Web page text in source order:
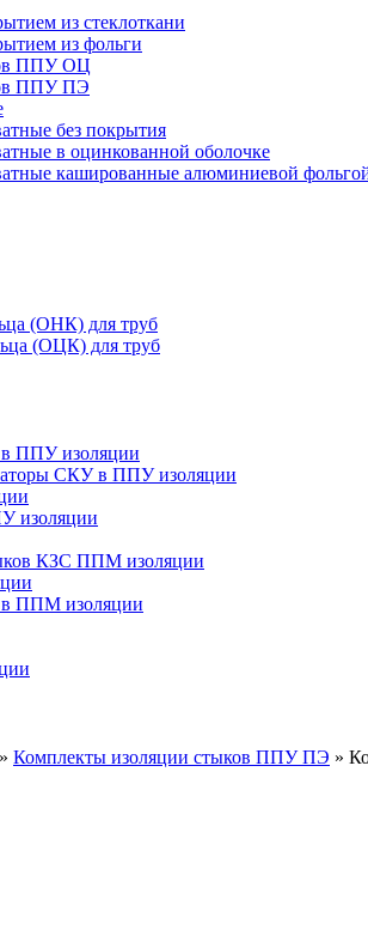
из стеклоткани
из фольги
ППУ ОЦ
ППУ ПЭ
без покрытия
в оцинкованной оболочке
кашированные алюминиевой
(ОНК) для труб
(ОЦК) для труб
ППУ изоляции
СКУ в ППУ изоляции
изоляции
КЗС ППМ изоляции
ППМ изоляции
» Комплекты изоляции стыков ППУ ПЭ »